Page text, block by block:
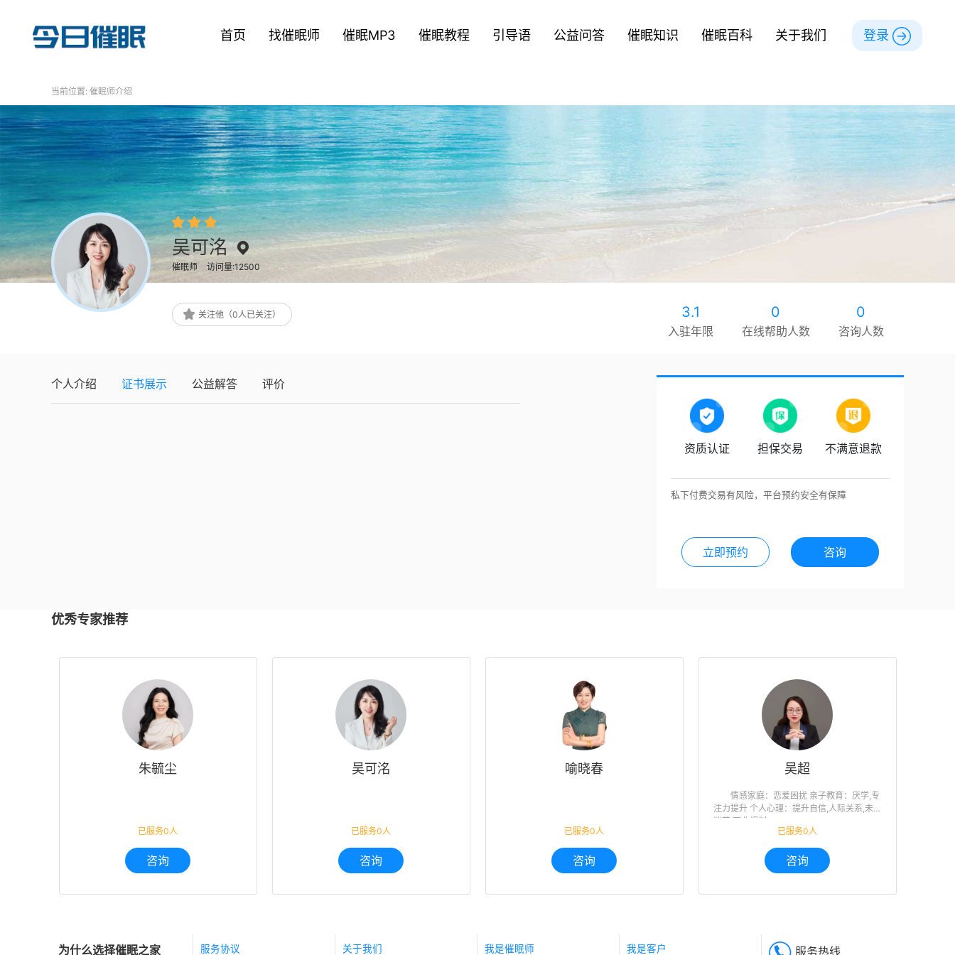
首页 找催眠师 催眠MP3 催眠教程 引导语 公益问答 催眠知识 催眠百科 关于我们 登录
当前位置: 催眠师介绍
吴可洺
催眠师 访问量:12500
关注他（0人已关注） 3.1
入驻年限
0
在线帮助人数
0
咨询人数
个人介绍 证书展示 公益解答 评价
资质认证 担保交易 不满意退款
私下付费交易有风险，平台预约安全有保障
立即预约 咨询
优秀专家推荐
朱毓尘
已服务0人
咨询
吴可洺
已服务0人
咨询
喻晓春
已服务0人
咨询
吴超
情感家庭：恋爱困扰 亲子教育：厌学,专
注力提升 个人心理：提升自信,人际关系,未来
迷茫,职业规划
已服务0人
咨询
为什么选择催眠之家 服务协议 关于我们 我是催眠师 我是客户 服务热线